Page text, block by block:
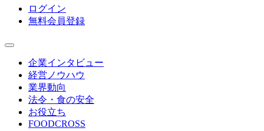
ログイン
無料会員登録
企業インタビュー
経営ノウハウ
業界動向
法令・食の安全
お役立ち
FOODCROSS